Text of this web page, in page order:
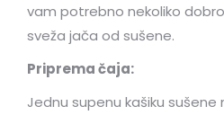
vam potrebno nekoliko
sveža jača od sušene.
Priprema čaja:
Jednu supenu kašiku